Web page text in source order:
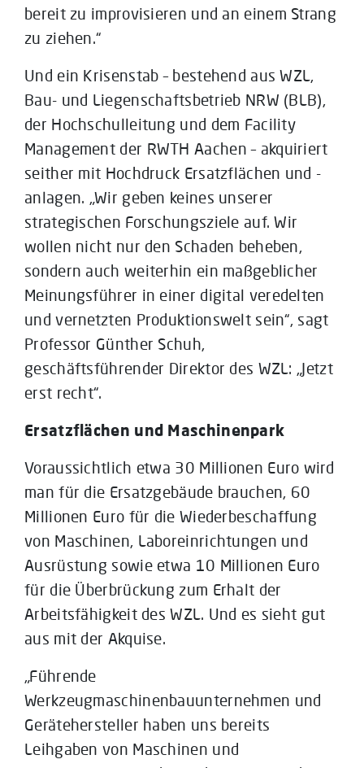
bereit zu improvisieren und an einem Strang
zu ziehen.“
Und ein Krisenstab – bestehend aus WZL,
Bau- und Liegenschaftsbetrieb NRW (BLB),
der Hochschulleitung und dem Facility
Management der RWTH Aachen – akquiriert
seither mit Hochdruck Ersatzflächen und -
anlagen. „Wir geben keines unserer
strategischen Forschungsziele auf. Wir
wollen nicht nur den Schaden beheben,
sondern auch weiterhin ein maßgeblicher
Meinungsführer in einer digital veredelten
und vernetzten Produktionswelt sein“, sagt
Professor Günther Schuh,
geschäftsführender Direktor des WZL: „Jetzt
erst recht“.
Ersatzflächen und Maschinenpark
Voraussichtlich etwa 30 Millionen Euro wird
man für die Ersatzgebäude brauchen, 60
Millionen Euro für die Wiederbeschaffung
von Maschinen, Laboreinrichtungen und
Ausrüstung sowie etwa 10 Millionen Euro
für die Überbrückung zum Erhalt der
Arbeitsfähigkeit des WZL. Und es sieht gut
aus mit der Akquise.
„Führende
Werkzeugmaschinenbauunternehmen und
Gerätehersteller haben uns bereits
Leihgaben von Maschinen und